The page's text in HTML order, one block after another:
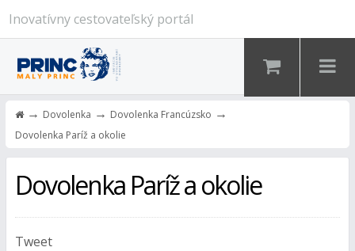
Inovatívny cestovateľský portál
→ Dovolenka → Dovolenka Francúzsko →
Dovolenka Paríž a okolie
Dovolenka Paríž a okolie
Tweet